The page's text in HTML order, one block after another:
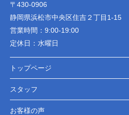
〒430-0906
静岡県浜松市中央区住吉２丁目1-15
営業時間： 9:00-19:00
定休日： 水曜日
トップページ
スタッフ
お客様の声